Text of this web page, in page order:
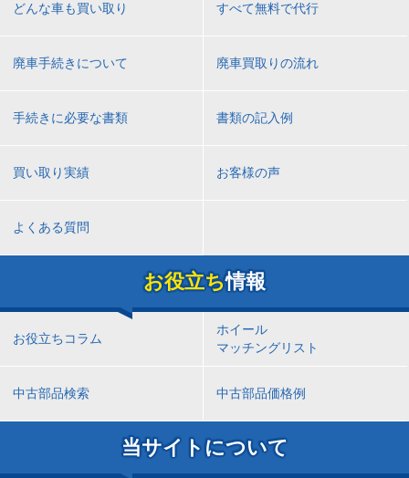
どんな車も買い取り すべて無料で代行
廃車手続きについて 廃車買取りの流れ
手続きに必要な書類 書類の記入例
買い取り実績 お客様の声
よくある質問
お役立ち情報
お役立ちコラム
ホイール
マッチングリスト
中古部品検索 中古部品価格例
当サイトについて